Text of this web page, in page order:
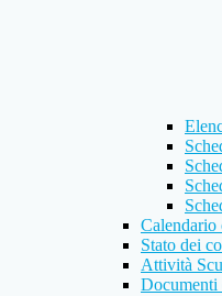
Calendario
Stato dei
Attività
Documenti